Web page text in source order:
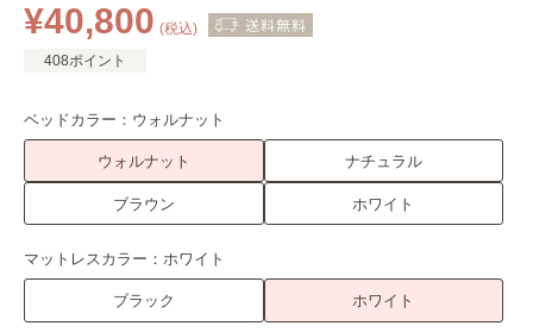
¥40,800 (税込)
408ポイント
ベッドカラー： ウォルナット
ウォルナット ナチュラル
ブラウン ホワイト
マットレスカラー： ホワイト
ブラック ホワイト